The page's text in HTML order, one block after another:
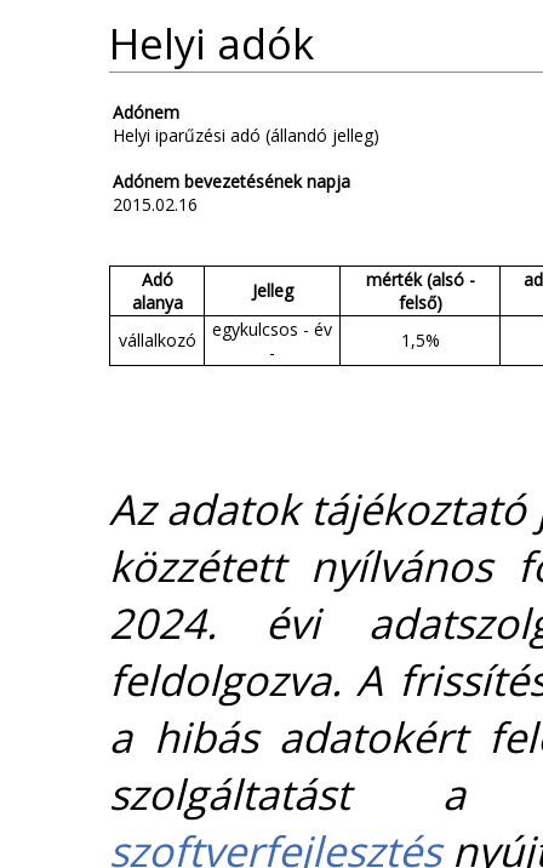
Helyi adók
Adónem
Helyi iparűzési adó (állandó jelleg)
Adónem bevezetésének napja
2015.02.16
Adó
alanya
Jelleg
mérték (alsó -
felső)
vállalkozó
egykulcsos - év
-
1,5%
Az adatok
közzétett nyílvános
2024. évi
feldolgozva. A
a hibás adatokért
szolgáltatást
szoftverfejlesztés